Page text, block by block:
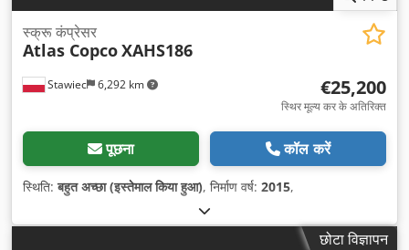
Stawiec 6,292 km
स्क्रू कंप्रेसर
Atlas CopcoXAHS186
€25,200
स्थिर मूल्य कर के अतिरिक्त
पूछना कॉल करें
स्थिति:बहुत अच्छा (इस्तेमाल किया हुआ), निर्माण वर्ष: 2015,
छोटा विज्ञापन